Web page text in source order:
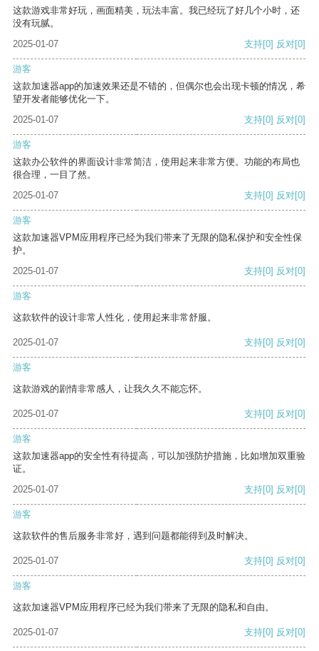
这款游戏非常好玩，画面精美，玩法丰富。我已经玩了好几个小时，还
没有玩腻。
2025-01-07
支持[0] 反对[0]
游客
这款加速器app的加速效果还是不错的，但偶尔也会出现卡顿的情况，希
望开发者能够优化一下。
2025-01-07
支持[0] 反对[0]
游客
这款办公软件的界面设计非常简洁，使用起来非常方便。功能的布局也
很合理，一目了然。
2025-01-07
支持[0] 反对[0]
游客
这款加速器VPM应用程序已经为我们带来了无限的隐私保护和安全性保
护。
2025-01-07
支持[0] 反对[0]
游客
这款软件的设计非常人性化，使用起来非常舒服。
2025-01-07 支持[0] 反对[0]
游客
这款游戏的剧情非常感人，让我久久不能忘怀。
2025-01-07 支持[0] 反对[0]
游客
这款加速器app的安全性有待提高，可以加强防护措施，比如增加双重验
证。
2025-01-07
支持[0] 反对[0]
游客
这款软件的售后服务非常好，遇到问题都能得到及时解决。
2025-01-07 支持[0] 反对[0]
游客
这款加速器VPM应用程序已经为我们带来了无限的隐私和自由。
2025-01-07 支持[0] 反对[0]